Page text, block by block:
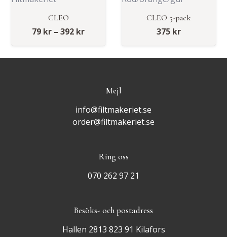
CLEO
79 kr – 392 krPrisintervall:
till
CLEO 5-pack
375 kr
Mejl
info@filtmakeriet.se
order@filtmakeriet.se
Ring oss
070 262 97 21
Besöks- och postadress
Hallen 2813 823 91 Kilafors